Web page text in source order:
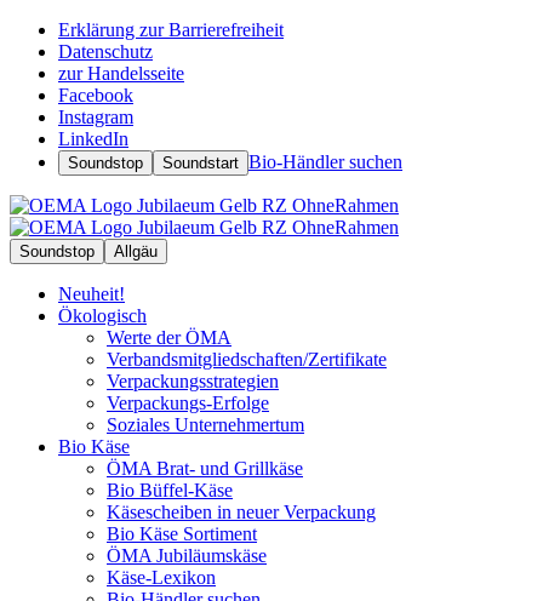
Erklärung zur Barrierefreiheit
Datenschutz
zur Handelsseite
Facebook
Instagram
LinkedIn
Soundstop Soundstart Bio-Händler suchen
Soundstop Allgäu
Neuheit!
Ökologisch
Werte der ÖMA
Verbandsmitgliedschaften/Zertifikate
Verpackungsstrategien
Verpackungs-Erfolge
Soziales Unternehmertum
Bio Käse
ÖMA Brat- und Grillkäse
Bio Büffel-Käse
Käsescheiben in neuer Verpackung
Bio Käse Sortiment
ÖMA Jubiläumskäse
Käse-Lexikon